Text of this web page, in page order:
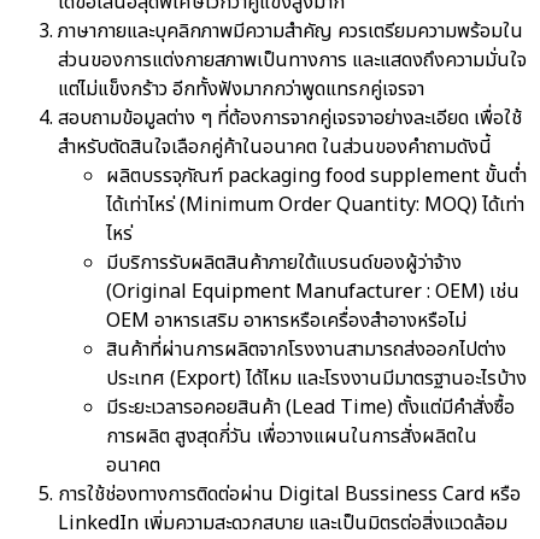
ภาษากายและบุคลิกภาพมีความสำคัญ ควรเตรียมความพร้อมใน
ส่วนของการแต่งกายสภาพเป็นทางการ และแสดงถึงความมั่นใจ
แต่ไม่แข็งกร้าว อีกทั้งฟังมากกว่าพูดแทรกคู่เจรจา
สอบถามข้อมูลต่าง ๆ ที่ต้องการจากคู่เจรจาอย่างละเอียด เพื่อใช้
สำหรับตัดสินใจเลือกคู่ค้าในอนาคต ในส่วนของคำถามดังนี้
ผลิตบรรจุภัณฑ์ packaging food supplement ขั้นต่ำ
ได้เท่าไหร่ (Minimum Order Quantity: MOQ) ได้เท่า
ไหร่
มีบริการรับผลิตสินค้าภายใต้แบรนด์ของผู้ว่าจ้าง
(Original Equipment Manufacturer : OEM) เช่น
OEM อาหารเสริม อาหารหรือเครื่องสำอางหรือไม่
สินค้าที่ผ่านการผลิตจากโรงงานสามารถส่งออกไปต่าง
ประเทศ (Export) ได้ไหม และโรงงานมีมาตรฐานอะไรบ้าง
มีระยะเวลารอคอยสินค้า (Lead Time) ตั้งแต่มีคำสั่งซื้อ
การผลิต สูงสุดกี่วัน เพื่อวางแผนในการสั่งผลิตใน
อนาคต
การใช้ช่องทางการติดต่อผ่าน Digital Bussiness Card หรือ
LinkedIn เพิ่มความสะดวกสบาย และเป็นมิตรต่อสิ่งแวดล้อม